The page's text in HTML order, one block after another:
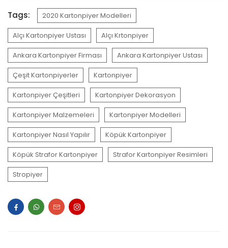
Tags: 2020 Kartonpiyer Modelleri
Alçı Kartonpiyer Ustası Alçı Krtonpiyer
Ankara Kartonpiyer Firması Ankara Kartonpiyer Ustası
Çeşit Kartonpiyerler Kartonpiyer
Kartonpiyer Çeşitleri Kartonpiyer Dekorasyon
Kartonpiyer Malzemeleri Kartonpiyer Modelleri
Kartonpiyer Nasıl Yapılır Köpük Kartonpiyer
Köpük Strafor Kartonpiyer Strafor Kartonpiyer Resimleri
Stropiyer